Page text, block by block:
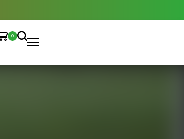
0